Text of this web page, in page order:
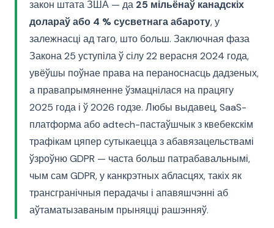
закон штата ЗША — да 25 мільёнаў канадскіх
долараў або 4 % сусветнага абароту, у
залежнасці ад таго, што больш. Заключная фаза
Закона 25 уступіла ў сілу 22 верасня 2024 года,
увёўшы поўнае права на пераноснасць дадзеных,
а правапрымяненне ўзмацнілася на працягу
2025 года і ў 2026 годзе. Любы выдавец, SaaS-
платформа або adtech-пастаўшчык з квебекскім
трафікам цяпер сутыкаецца з абавязацельствамі
ўзроўню GDPR — часта больш патрабавальнымі,
чым сам GDPR, у канкрэтных абласцях, такіх як
трансгранічныя перадачы і апавяшчэнні аб
аўтаматызаваным прыняцці рашэнняў.